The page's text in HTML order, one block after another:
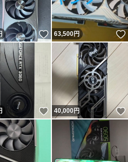
いいね！
63,500円
いいね！
40,000円